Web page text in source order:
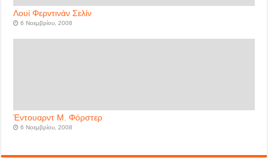
Λουί Φερντινάν Σελίν
6 Νοεμβρίου, 2008
Έντουαρντ Μ. Φόρστερ
6 Νοεμβρίου, 2008